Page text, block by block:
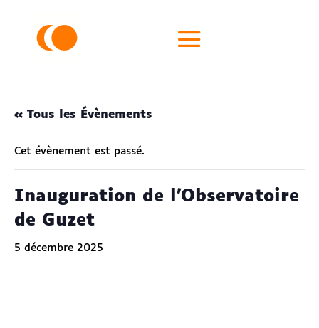
« Tous les Évènements
Cet évènement est passé.
Inauguration de l’Observatoire
de Guzet
5 décembre 2025